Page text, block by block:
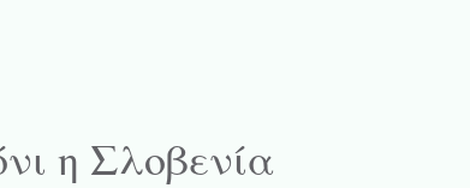
η Σλοβενία